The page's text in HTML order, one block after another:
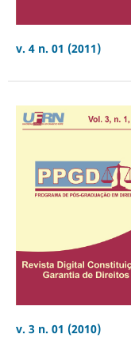
v. 4 n. 01 (2011)
v. 3 n. 01 (2010)